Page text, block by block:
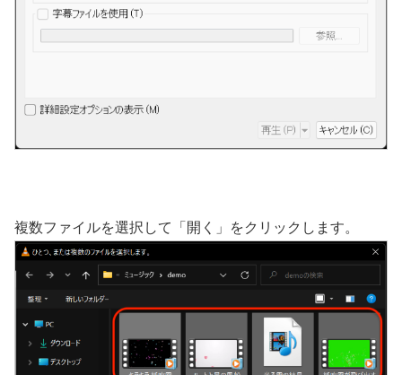
複数ファイルを選択して「開く」をクリックします。